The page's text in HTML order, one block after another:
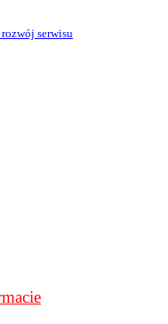
serwisu